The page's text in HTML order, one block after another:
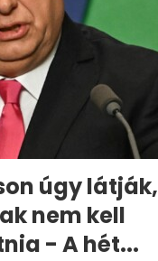
úgy látják,
nem kell
- A hét...